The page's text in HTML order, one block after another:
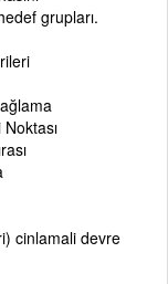
grupları.
cinlamali devre